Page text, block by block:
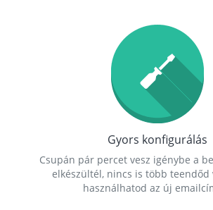
Gyors konfigurálás
Csupán pár percet vesz igénybe a
elkészültél, nincs is több teendőd
használhatod az új